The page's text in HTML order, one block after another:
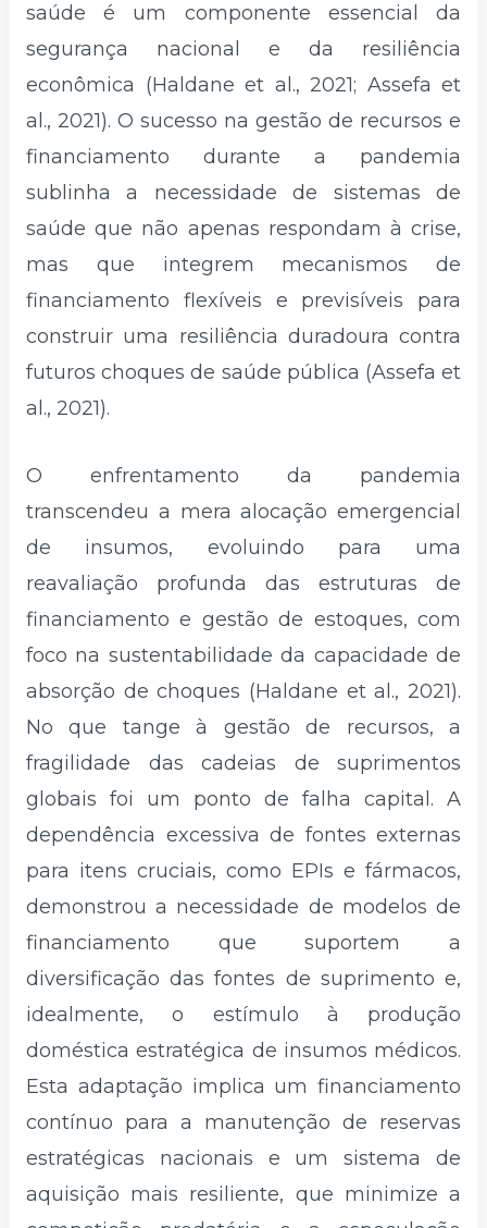
saúde é um componente essencial da
segurança nacional e da resiliência
econômica (Haldane et al., 2021; Assefa et
al., 2021). O sucesso na gestão de recursos e
financiamento durante a pandemia
sublinha a necessidade de sistemas de
saúde que não apenas respondam à crise,
mas que integrem mecanismos de
financiamento flexíveis e previsíveis para
construir uma resiliência duradoura contra
futuros choques de saúde pública (Assefa et
al., 2021).
O enfrentamento da pandemia
transcendeu a mera alocação emergencial
de insumos, evoluindo para uma
reavaliação profunda das estruturas de
financiamento e gestão de estoques, com
foco na sustentabilidade da capacidade de
absorção de choques (Haldane et al., 2021).
No que tange à gestão de recursos, a
fragilidade das cadeias de suprimentos
globais foi um ponto de falha capital. A
dependência excessiva de fontes externas
para itens cruciais, como EPIs e fármacos,
demonstrou a necessidade de modelos de
financiamento que suportem a
diversificação das fontes de suprimento e,
idealmente, o estímulo à produção
doméstica estratégica de insumos médicos.
Esta adaptação implica um financiamento
contínuo para a manutenção de reservas
estratégicas nacionais e um sistema de
aquisição mais resiliente, que minimize a